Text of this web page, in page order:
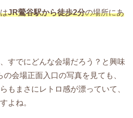
JR鶯谷駅から徒歩2分の場所にあ
すでにどんな会場だろう？と興味
会場正面入口の写真を見ても、
もまさにレトロ感が漂っていて、
よね。